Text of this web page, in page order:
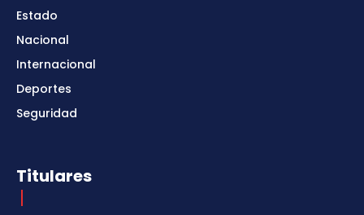
Estado
Nacional
Internacional
Deportes
Seguridad
Titulares